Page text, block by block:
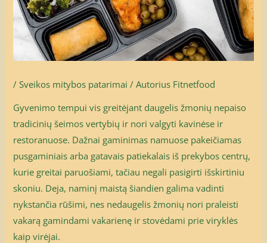
/Sveikos mitybos patarimai / Autorius Fitnetfood
Gyvenimo tempui vis greitėjant daugelis žmonių nepaiso
tradicinių šeimos vertybių ir nori valgyti kavinėse ir
restoranuose. Dažnai gaminimas namuose pakeičiamas
pusgaminiais arba gatavais patiekalais iš prekybos centrų,
kurie greitai paruošiami, tačiau negali pasigirti išskirtiniu
skoniu. Deja, naminį maistą šiandien galima vadinti
nykstančia rūšimi, nes nedaugelis žmonių nori praleisti
vakarą gamindami vakarienę ir stovėdami prie viryklės
kaip virėjai.